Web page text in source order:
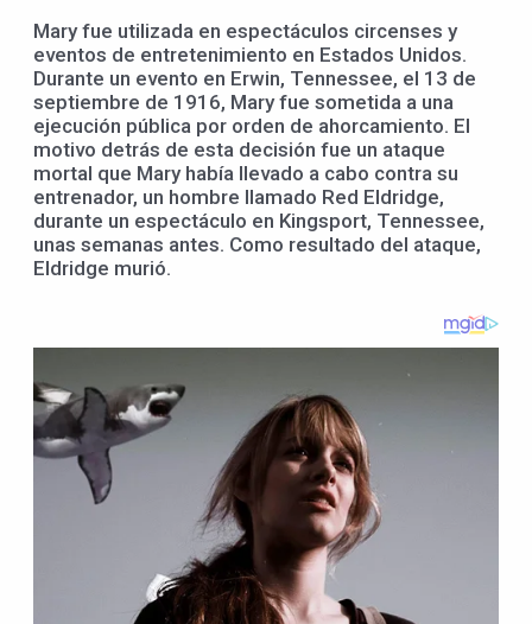
Mary fue utilizada en espectáculos circenses y
eventos de entretenimiento en Estados Unidos.
Durante un evento en Erwin, Tennessee, el 13 de
septiembre de 1916, Mary fue sometida a una
ejecución pública por orden de ahorcamiento. El
motivo detrás de esta decisión fue un ataque
mortal que Mary había llevado a cabo contra su
entrenador, un hombre llamado Red Eldridge,
durante un espectáculo en Kingsport, Tennessee,
unas semanas antes. Como resultado del ataque,
Eldridge murió.